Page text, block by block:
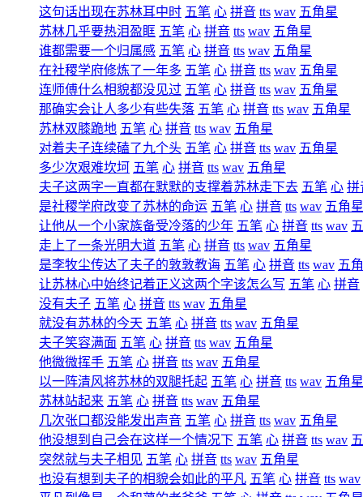
这句话出现在苏林耳中时 五笔 心 拼音 tts wav 五角星
苏林几乎要热泪盈眶 五笔 心 拼音 tts wav 五角星
谁都需要一个归属感 五笔 心 拼音 tts wav 五角星
在社稷学府修炼了一年多 五笔 心 拼音 tts wav 五角星
连师傅什么相貌都没见过 五笔 心 拼音 tts wav 五角星
那确实会让人多少有些失落 五笔 心 拼音 tts wav 五角星
苏林双膝跪地 五笔 心 拼音 tts wav 五角星
对着夫子连续磕了九个头 五笔 心 拼音 tts wav 五角星
多少次艰难坎坷 五笔 心 拼音 tts wav 五角星
夫子这两字一直都在默默的支撑着苏林走下去 五笔 心 拼
是社稷学府改变了苏林的命运 五笔 心 拼音 tts wav 五角星
让他从一个小家族备受冷落的少年 五笔 心 拼音 tts wav
走上了一条光明大道 五笔 心 拼音 tts wav 五角星
是李牧尘传达了夫子的敦敦教诲 五笔 心 拼音 tts wav 五
让苏林心中始终记着正义这两个字该怎么写 五笔 心 拼音
没有夫子 五笔 心 拼音 tts wav 五角星
就没有苏林的今天 五笔 心 拼音 tts wav 五角星
夫子笑容满面 五笔 心 拼音 tts wav 五角星
他微微挥手 五笔 心 拼音 tts wav 五角星
以一阵清风将苏林的双腿托起 五笔 心 拼音 tts wav 五角星
苏林站起来 五笔 心 拼音 tts wav 五角星
几次张口都没能发出声音 五笔 心 拼音 tts wav 五角星
他没想到自己会在这样一个情况下 五笔 心 拼音 tts wav
突然就与夫子相见 五笔 心 拼音 tts wav 五角星
也没有想到夫子的相貌会如此的平凡 五笔 心 拼音 tts wav